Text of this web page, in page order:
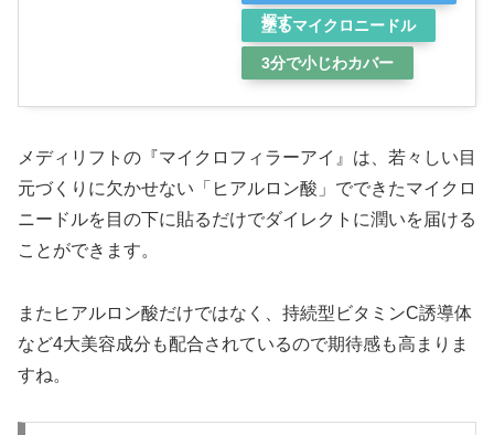
探す
塗るマイクロニードル
3分で小じわカバー
メディリフトの『マイクロフィラーアイ』は、若々しい目
元づくりに欠かせない「ヒアルロン酸」でできたマイクロ
ニードルを目の下に貼るだけでダイレクトに潤いを届ける
ことができます。
またヒアルロン酸だけではなく、持続型ビタミンC誘導体
など4大美容成分も配合されているので期待感も高まりま
すね。